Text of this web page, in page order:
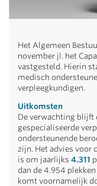
Het Algemeen
november jl. het
vastgesteld. Hierin
medisch
verpleegkundigen.
Uitkomsten
De verwachting blijft
gespecialiseerde
ondersteunende
zijn. Het advies voor
is om jaarlijks 4.311
dan de 4.954
komt voornamelijk